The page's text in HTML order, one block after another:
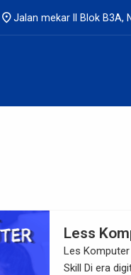
location_onJalan mekar II Blok B3A,
Less
Les
Skill Di era